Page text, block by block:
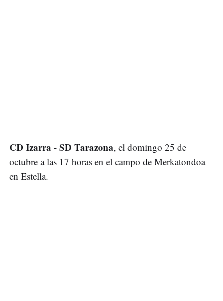
CD Izarra - SD Tarazona, el domingo 25 de
octubre a las 17 horas en el campo de Merkatondoa
en Estella.